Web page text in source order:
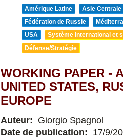
Amérique Latine
Asie Centrale
Fédération de Russie
USA
Système international et
Défense/Stratégie
WORKING PAPER -
UNITED STATES,
EUROPE
Auteur: Giorgio Spagnol
Date de publication: 17/9/